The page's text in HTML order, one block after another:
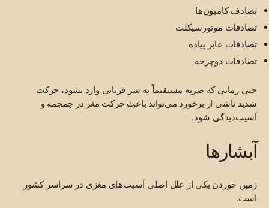
تصادف کامیون‌ها
تصادفات موتورسیکلت
تصادفات عابر پیاده
تصادفات دوچرخه
حتی زمانی که ضربه مستقیماً به سر قربانی وارد نشود، حرکت
شدید ناشی از برخورد می‌تواند باعث حرکت مغز در جمجمه و
آسیب‌دیدگی شود.
آبشارها
زمین خوردن یکی از علل اصلی آسیب‌های مغزی در سراسر کشور
است.